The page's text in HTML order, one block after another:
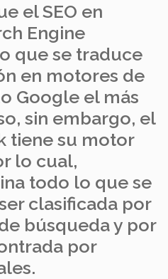
el SEO en
Engine
que se traduce
en motores de
Google el más
sin embargo, el
tiene su motor
lo cual,
todo lo que se
clasificada por
búsqueda y por
por